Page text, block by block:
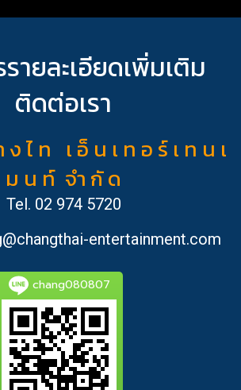
ายละเอียดเพิ่มเติม
ติดต่อเรา
ไ ท เ อ็ น เ ท อ ร์ เ ท น เ
ม น ท์ จำ กั ด
Tel. 02 974 5720
entertainment.com
chang080807